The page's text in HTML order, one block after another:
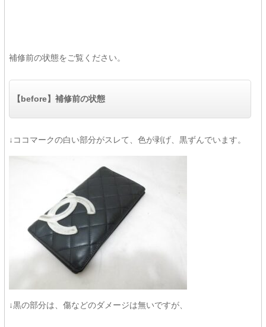
補修前の状態をご覧ください。
【before】補修前の状態
↓ココマークの白い部分がスレて、色が剥げ、黒ずんでいます。
↓黒の部分は、傷などのダメージは無いですが、